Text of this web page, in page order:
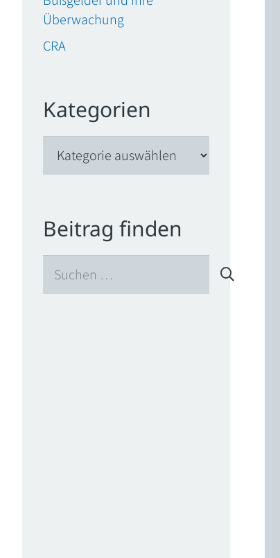
Überwachung
CRA
Kategorien
Beitrag finden
nach: